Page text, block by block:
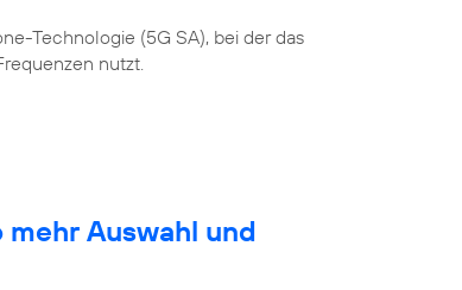
Technologie (5G SA), bei der das
nutzt.
Auswahl und